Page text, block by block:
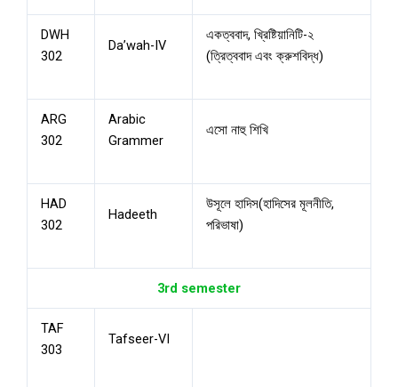
DWH
302
Da’wah-IV
একত্ববাদ, খ্রিষ্টিয়ানিটি-২
(ত্রিত্ববাদ এবং ক্রুশবিদ্ধ)
ARG
302
Arabic
Grammer
এসো নাহু শিখি
HAD
302
Hadeeth
উসূলে হাদিস(হাদিসের মূলনীতি,
পরিভাষা)
3rd semester
TAF
303
Tafseer-VI